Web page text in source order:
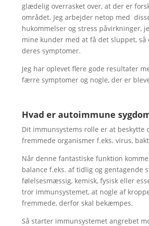
glædelig overrasket over, at der er
området. Jeg arbejder netop med
hukommelser og stress påvirkninger,
mine kunder med at få det sluppet, så
deres symptomer.
Jeg har oplevet flere gode resultater
færre symptomer og nogle, der er
Hvad er autoimmune
Dit immunsystems rolle er at beskytte
fremmede organismer f.eks. virus,
Når denne fantastiske funktion
balance f.eks. af tidlig og gentagende
følelsesmæssig, kemisk, fysisk eller
tror immunsystemet, at nogle af
fremmede, derfor skal bekæmpes.
Så starter immunsystemet angrebet